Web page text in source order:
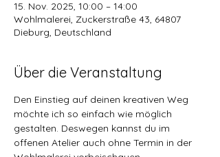
15. Nov. 2025, 10:00 – 14:00
Wohlmalerei, Zuckerstraße 43, 64807
Dieburg, Deutschland
Über die Veranstaltung
Den Einstieg auf deinen kreativen Weg
möchte ich so einfach wie möglich
gestalten. Deswegen kannst du im
offenen Atelier auch ohne Termin in der